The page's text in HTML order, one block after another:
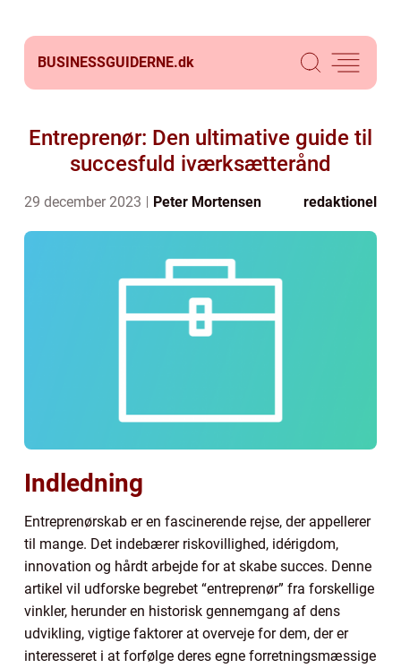
BUSINESSGUIDERNE.dk
Entreprenør: Den ultimative guide til
succesfuld iværksætterånd
29 december 2023 Peter Mortensen redaktionel
Indledning
Entreprenørskab er en fascinerende rejse, der appellerer
til mange. Det indebærer riskovillighed, idérigdom,
innovation og hårdt arbejde for at skabe succes. Denne
artikel vil udforske begrebet “entreprenør” fra forskellige
vinkler, herunder en historisk gennemgang af dens
udvikling, vigtige faktorer at overveje for dem, der er
interesseret i at forfølge deres egne forretningsmæssige